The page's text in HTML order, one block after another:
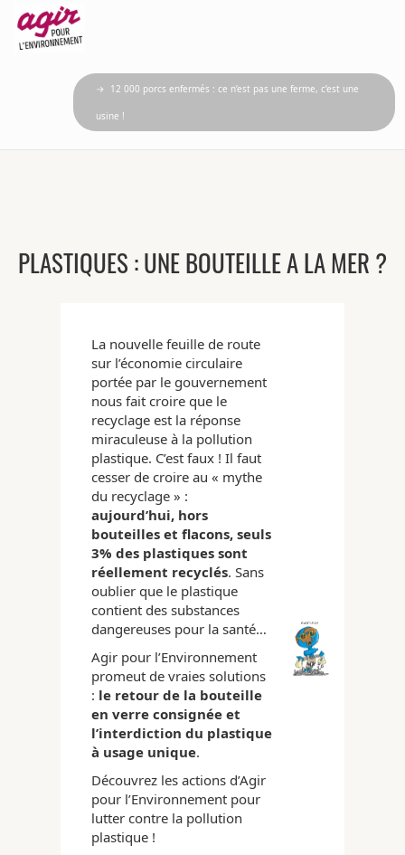
→ 12 000 porcs enfermés : ce n’est pas une ferme, c’est une
usine !
PLASTIQUES : UNE BOUTEILLE A LA MER ?
La nouvelle feuille de route
sur l’économie circulaire
portée par le gouvernement
nous fait croire que le
recyclage est la réponse
miraculeuse à la pollution
plastique. C’est faux ! Il faut
cesser de croire au « mythe
du recyclage » :
aujourd’hui, hors
bouteilles et flacons, seuls
3% des plastiques sont
réellement recyclés. Sans
oublier que le plastique
contient des substances
dangereuses pour la santé…
Agir pour l’Environnement
promeut de vraies solutions
: le retour de la bouteille
en verre consignée et
l’interdiction du plastique
à usage unique.
Découvrez les actions d’Agir
pour l’Environnement pour
lutter contre la pollution
plastique !